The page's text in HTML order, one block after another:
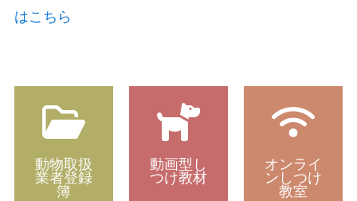
はこちら
動物取扱
業者登録
簿
動画型し
つけ教材
オンライ
ンしつけ
教室